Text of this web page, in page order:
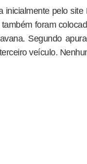
inicialmente pelo
foram
Segundo
veículo.